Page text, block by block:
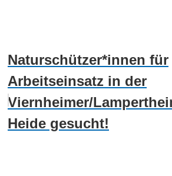
Naturschützer*innen für
Arbeitseinsatz in der
Viernheimer/
Heide gesucht!